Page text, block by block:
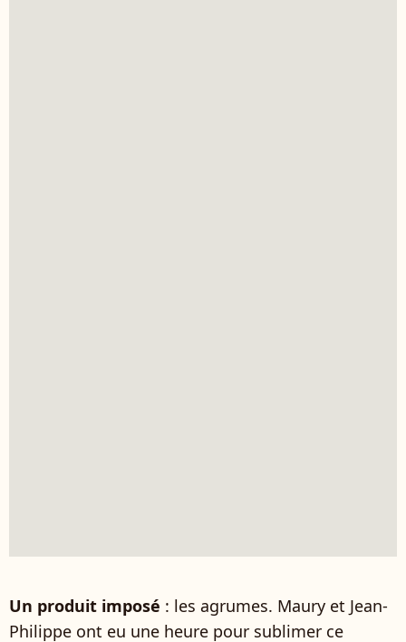
Un produit imposé : les agrumes. Maury et Jean-
Philippe ont eu une heure pour sublimer ce